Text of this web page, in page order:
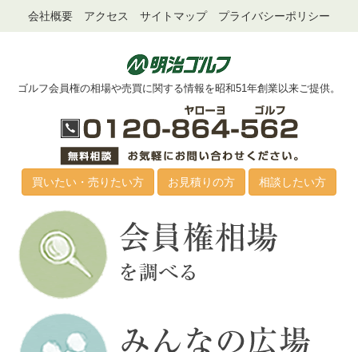
会社概要 アクセス サイトマップ プライバシーポリシー
ゴルフ会員権の相場や売買に関する情報を昭和51年創業以来ご提供。
買いたい・売りたい方 お見積りの方 相談したい方